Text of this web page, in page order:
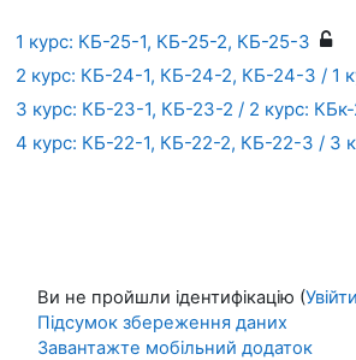
1 курс: КБ-25-1, КБ-25-2, КБ-25-3
2 курс: КБ-24-1, КБ-24-2, КБ-24-3 / 1
3 курс: КБ-23-1, КБ-23-2 / 2 курс:
4 курс: КБ-22-1, КБ-22-2, КБ-22-3 / 3
Ви не пройшли ідентифікацію (Увійти
Підсумок збереження даних
Завантажте мобільний додаток